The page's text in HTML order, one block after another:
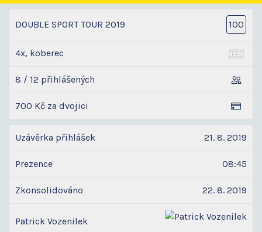
DOUBLE SPORT TOUR 2019 100
4x, koberec
8 / 12 přihlášených
700 Kč za dvojici
Uzávěrka přihlášek 21. 8. 2019
Prezence 08:45
Zkonsolidováno 22. 8. 2019
Patrick Vozenilek